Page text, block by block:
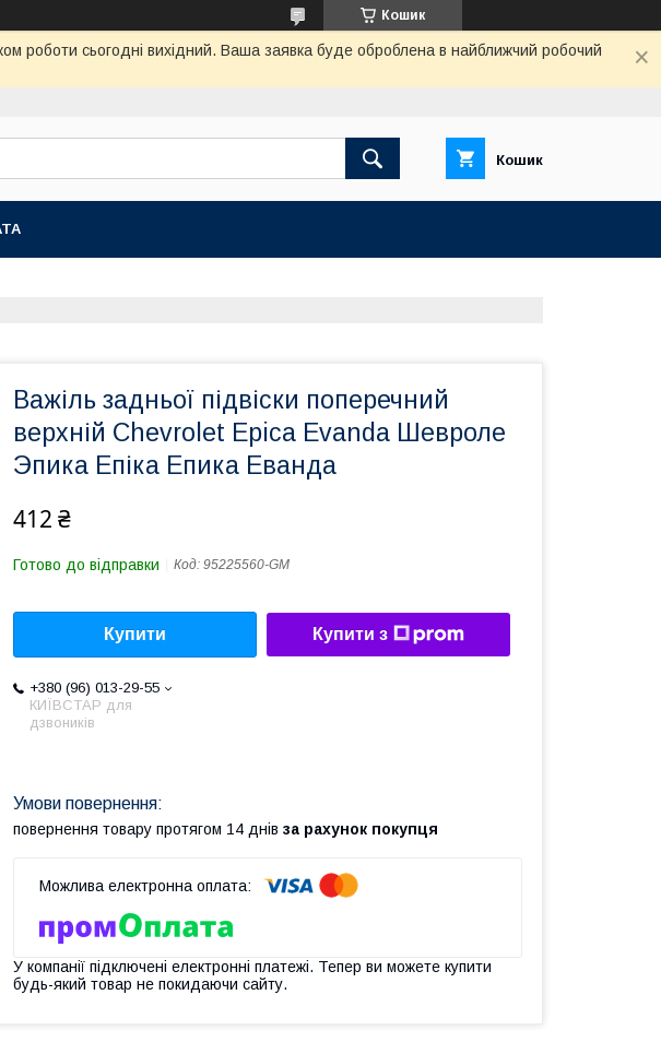
Кошик
роботи сьогодні вихідний. Ваша заявка буде оброблена в найближчий робочий
Кошик
Важіль задньої підвіски поперечний
верхній Chevrolet Epica Evanda Шевроле
Эпика Епіка Епика Еванда
412 ₴
Готово до відправки Код: 95225560-GM
Купити Купити з
+380 (96) 013-29-55
КИЇВСТАР для
дзвоників
повернення товару протягом 14 днів за рахунок покупця
У компанії підключені електронні платежі. Тепер ви можете купити
будь-який товар не покидаючи сайту.